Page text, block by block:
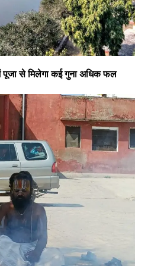
पूजा से मिलेगा कई गुना अधिक फल